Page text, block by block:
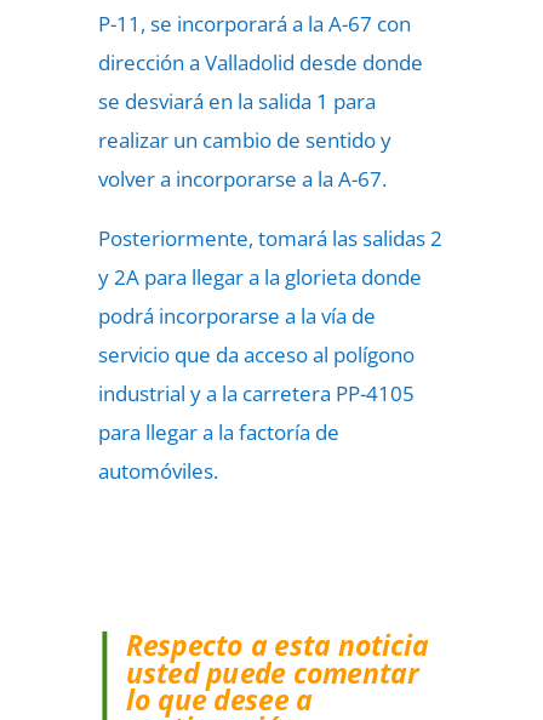
P-11, se incorporará a la A-67 con
dirección a Valladolid desde donde
se desviará en la salida 1 para
realizar un cambio de sentido y
volver a incorporarse a la A-67.
Posteriormente, tomará las salidas 2
y 2A para llegar a la glorieta donde
podrá incorporarse a la vía de
servicio que da acceso al polígono
industrial y a la carretera PP-4105
para llegar a la factoría de
automóviles.
Respecto a esta noticia
usted puede comentar
lo que desee a